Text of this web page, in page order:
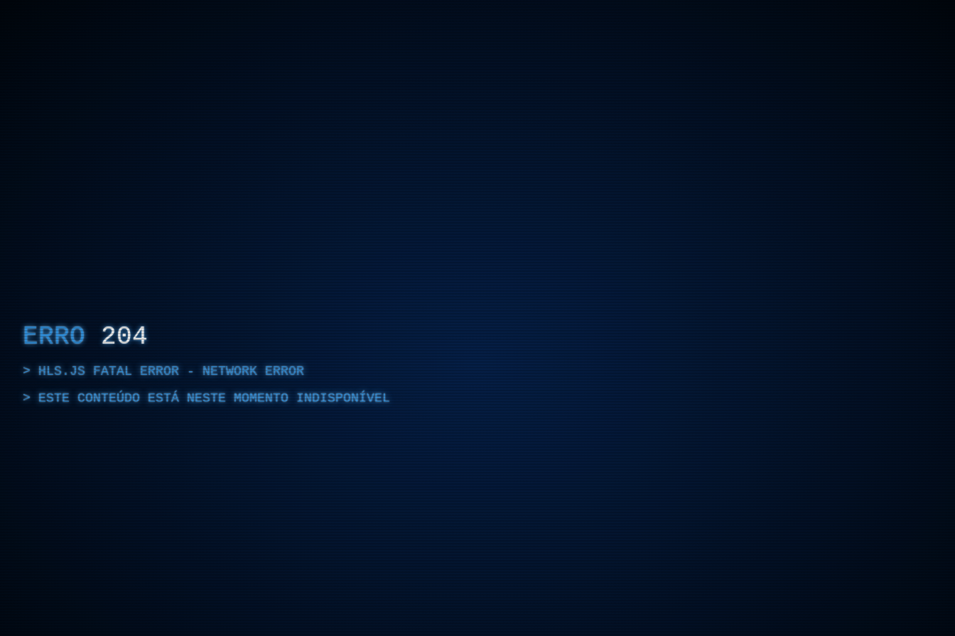
ERRO 204
HLS.JS FATAL ERROR - NETWORK ERROR
ESTE CONTEÚDO ESTÁ NESTE MOMENTO INDISPONÍVEL